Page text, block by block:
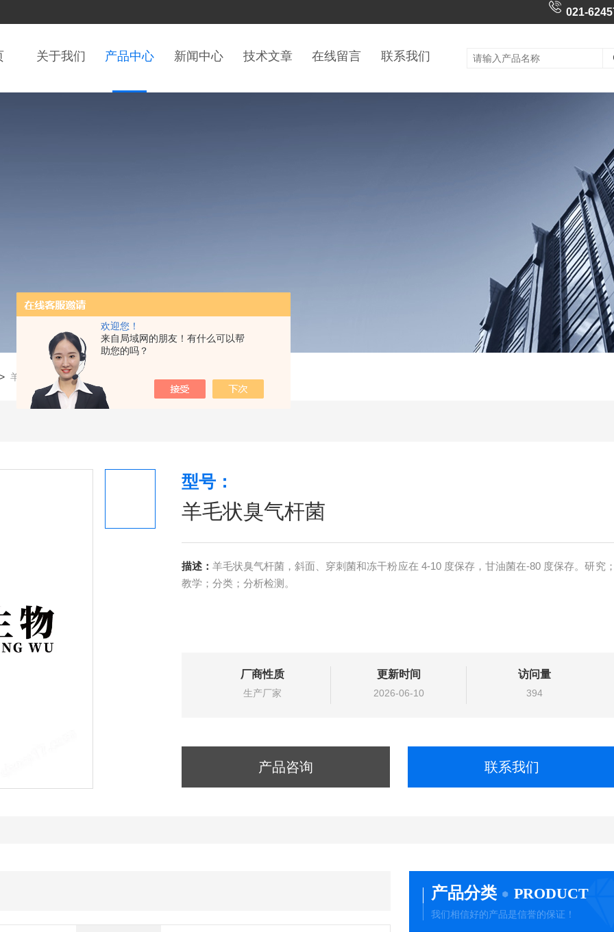
欢迎您！
来自局域网的朋友！有什么可以帮
助您的吗？
021-
关于我们 产品中心 新闻中心 技术文章 在线留言 联系我们
羊毛状臭气杆菌
型号：
羊毛状臭气杆菌
描述： 羊毛状臭气杆菌，斜面、穿刺菌和冻干粉应在 4-10 度保存，甘油菌在-80 度保存。研究
教学；分类；分析检测。
厂商性质
生产厂家
更新时间
2026-06-10
访问量
394
产品咨询 联系我们
产品分类 PRODUCT
我们相信好的产品是信誉的保证！